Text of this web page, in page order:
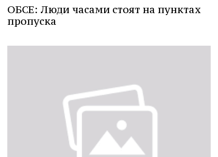
ОБСЕ: Люди часами стоят на пунктах
пропуска